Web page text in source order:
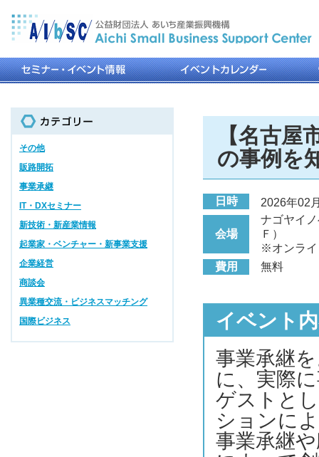
【名古屋
の事例を
日時 2026年02
会場
ナゴヤイ
Ｆ）
※オンライ
費用
無料
イベント
事業承継
に、実際
ゲストと
ションに
事業承継
その他
販路開拓
事業承継
IT・DXセミナー
新技術・新産業情報
起業家・ベンチャー・新事業支援
企業経営
商談会
異業種交流・ビジネスマッチング
国際ビジネス